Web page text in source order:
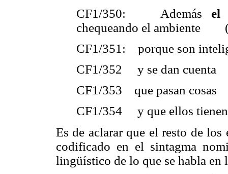
CF1/350: Además el
chequeando el ambiente
CF1/351: porque son
CF1/352 y se dan cuenta
CF1/353 que pasan cosas
CF1/354 y que ellos tienen
Es de aclarar que el resto de
codificado en el sintagma
lingüístico de lo que se habla en